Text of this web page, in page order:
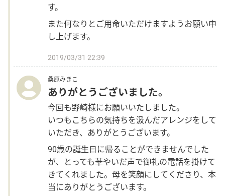
す。
また何なりとご用命いただけますようお願い申
し上げます。
2019/03/31 22:39
桑原みきこ
ありがとうございました。
今回も野崎様にお願いいたしました。
いつもこちらの気持ちを汲んだアレンジをして
いただき、ありがとうございます。
90歳の誕生日に帰ることができませんでした
が、とっても華やいだ声で御礼の電話を掛けて
きてくれました。母を笑顔にしてくださり、本
当にありがとうございます。